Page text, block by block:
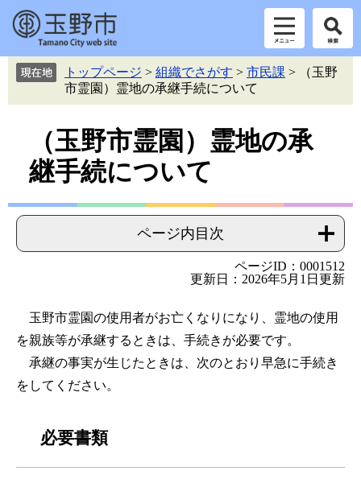
トップページ > 組織でさがす > 市民課 >
（玉野
市霊園）霊地の承継手続について
（玉野市霊園）霊地の承
継手続について
ページ内目次
ページID：0001512
更新日：2026年5月1日更新
玉野市霊園の使用者がお亡くなりになり、霊地の使用
を親族等が承継するときは、手続きが必要です。
承継の事実が生じたときは、次のとおり早急に手続き
をしてください。
必要書類